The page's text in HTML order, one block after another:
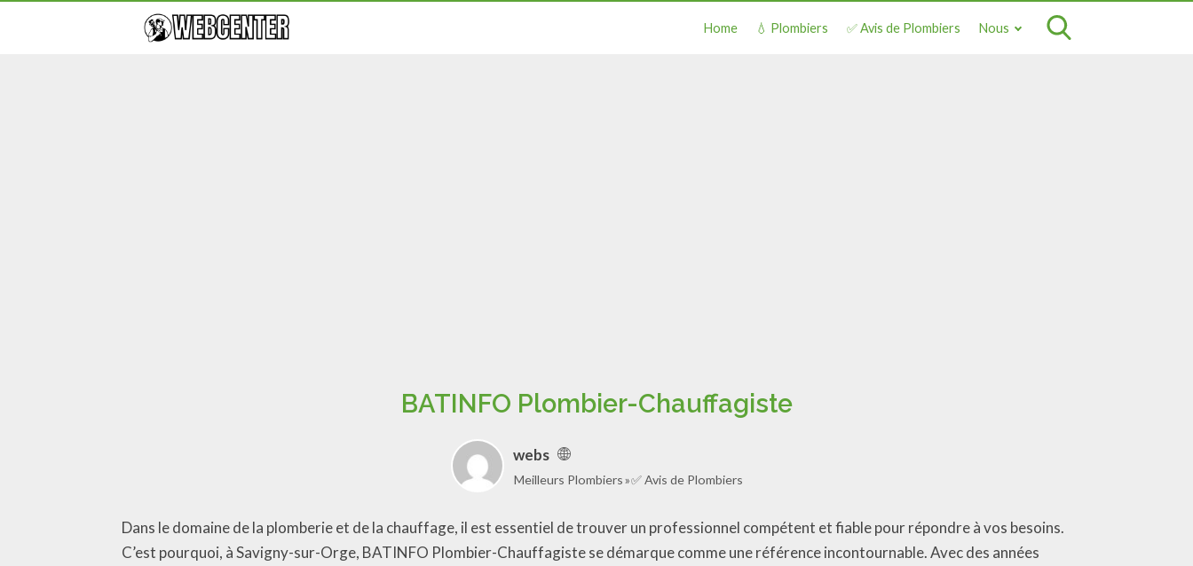
Home 💧 Plombiers ✅ Avis de Plombiers Nous
BATINFO Plombier-Chauffagiste
webs
Meilleurs Plombiers ✅ Avis de Plombiers
Dans le domaine de la plomberie et de la chauffage, il est essentiel de trouver un professionnel compétent et fiable pour répondre à vos besoins.
C’est pourquoi, à Savigny-sur-Orge, BATINFO Plombier-Chauffagiste se démarque comme une référence incontournable. Avec des années